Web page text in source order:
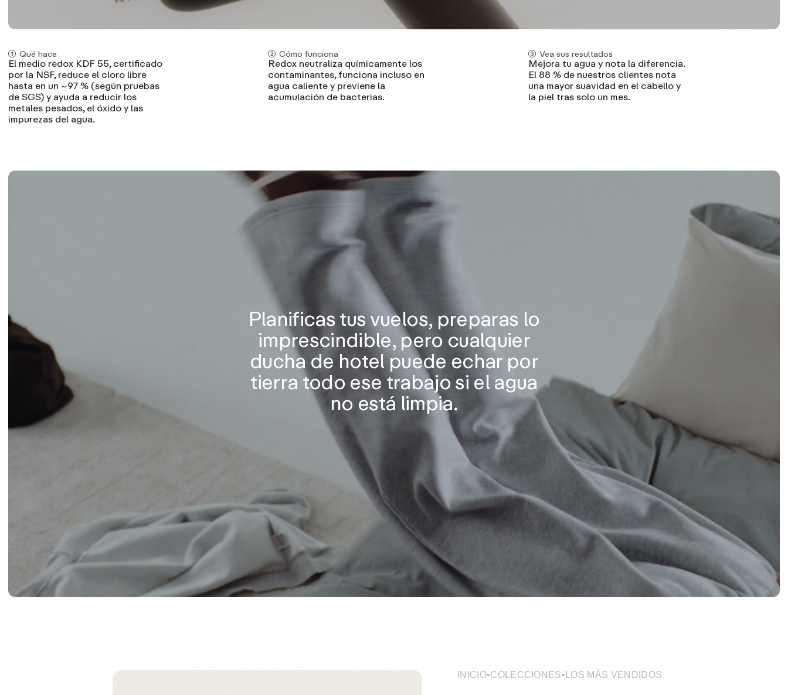
Qué hace
El medio redox KDF 55, certificado
por la NSF, reduce el cloro libre
hasta en un ~97 % (según pruebas
de SGS) y ayuda a reducir los
metales pesados, el óxido y las
impurezas del agua.
Cómo funciona
Redox neutraliza químicamente los
contaminantes, funciona incluso en
agua caliente y previene la
acumulación de bacterias.
Vea sus resultados
Mejora tu agua y nota la diferencia.
El 88 % de nuestros clientes nota
una mayor suavidad en el cabello y
la piel tras solo un mes.
Planificas tus vuelos, preparas lo
imprescindible, pero cualquier
ducha de hotel puede echar por
tierra todo ese trabajo si el agua
no está limpia.
INICIO•COLECCIONES• LOS MÁS VENDIDOS